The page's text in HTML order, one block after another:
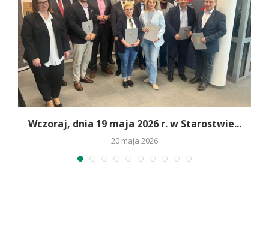
Wczoraj, dnia 19 maja 2026 r. w Starostwie...
20 maja 2026